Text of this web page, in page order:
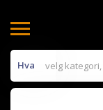
Hva